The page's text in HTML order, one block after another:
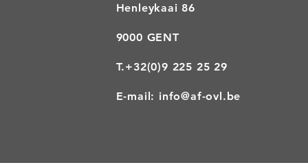
Henleykaai 86
9000 GENT
T.+32(0)9 225 25 29
E-mail: info@af-ovl.be